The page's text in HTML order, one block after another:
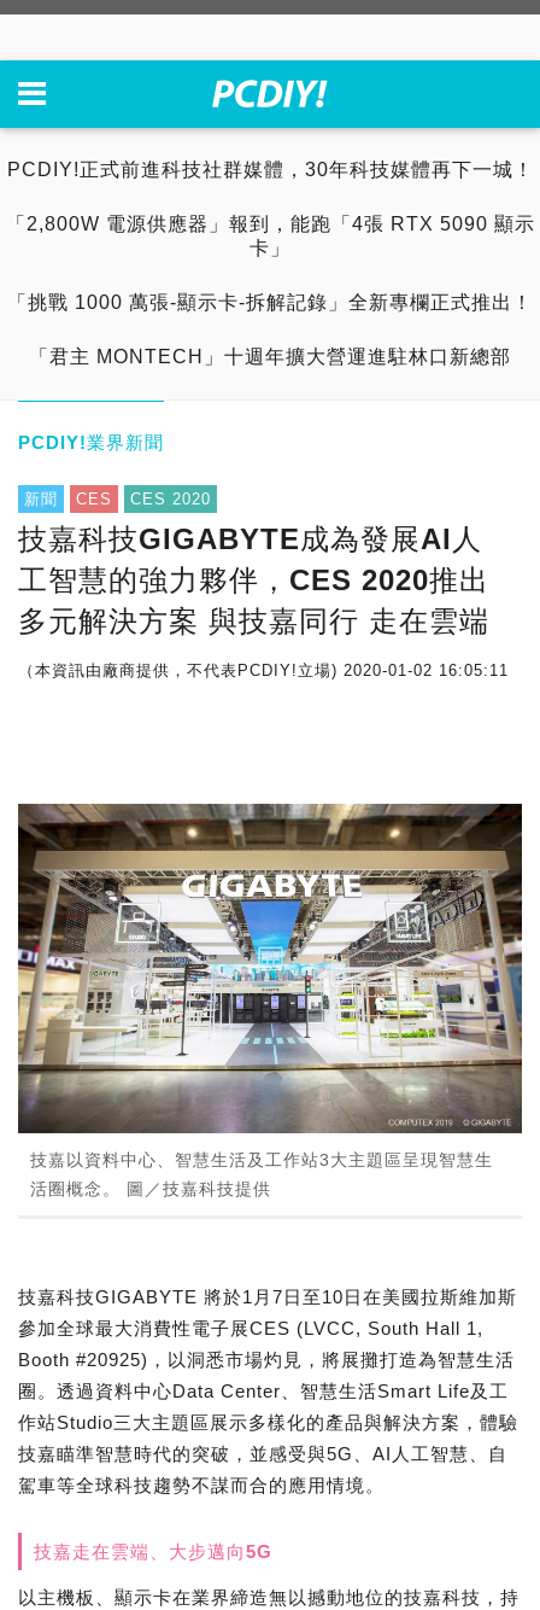
PCDIY!正式前進科技社群媒體，30年科技媒體再下一城！
「2,800W 電源供應器」報到，能跑「4張 RTX 5090 顯示
卡」
「挑戰 1000 萬張-顯示卡-拆解記錄」全新專欄正式推出！
「君主 MONTECH」十週年擴大營運進駐林口新總部
PCDIY!業界新聞
新聞 CES CES 2020
技嘉科技GIGABYTE成為發展AI人
工智慧的強力夥伴，CES 2020推出
多元解決方案 與技嘉同行 走在雲端
（本資訊由廠商提供，不代表PCDIY!立場) 2020-01-02 16:05:11
技嘉以資料中心、智慧生活及工作站3大主題區呈現智慧生
活圈概念。 圖／技嘉科技提供
技嘉科技GIGABYTE 將於1月7日至10日在美國拉斯維加斯
參加全球最大消費性電子展CES (LVCC, South Hall 1,
Booth #20925)，以洞悉市場灼見，將展攤打造為智慧生活
圈。透過資料中心Data Center、智慧生活Smart Life及工
作站Studio三大主題區展示多樣化的產品與解決方案，體驗
技嘉瞄準智慧時代的突破，並感受與5G、AI人工智慧、自
駕車等全球科技趨勢不謀而合的應用情境。
技嘉走在雲端、大步邁向5G
以主機板、顯示卡在業界締造無以撼動地位的技嘉科技，持